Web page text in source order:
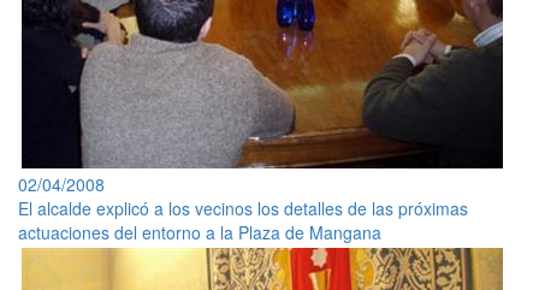
02/04/2008
El alcalde explicó a los vecinos los detalles de las próximas
actuaciones del entorno a la Plaza de Mangana